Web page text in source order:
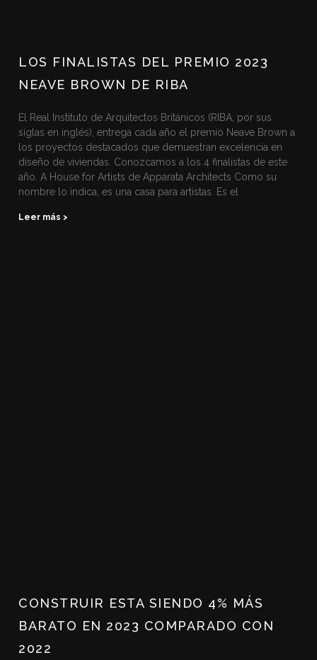
LOS FINALISTAS DEL PREMIO 2023
NEAVE BROWN DE RIBA
El Real Instituto de Arquitectos Británicos (RIBA, por sus
siglas en inglés), entrega cada año el premio Neave Brown a
los proyectos destacados que demuestran excelencia en
diseño de viviendas. Conozcamos a los 4 finalistas de este
año. A House for Artists de Apparata Architects Como su
nombre lo indica, es una casa para artistas. Es el
Leer más >
CONSTRUIR ESTA SIENDO 4% MÁS
BARATO EN 2023 COMPARADO CON
2022